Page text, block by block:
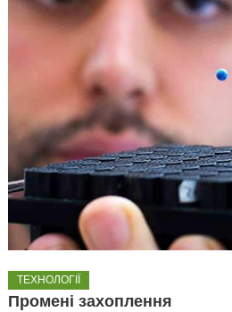
ТЕХНОЛОГІЇ
Промені захоплення